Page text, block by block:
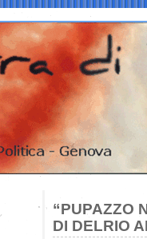
“PUPAZZO
DI DELRIO